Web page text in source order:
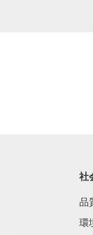
社
品
環